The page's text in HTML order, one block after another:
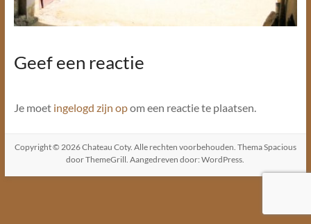
Geef een reactie
Je moet ingelogd zijn opom een reactie te plaatsen.
Copyright © 2026Chateau Coty. Alle rechten voorbehouden. ThemaSpacious
door ThemeGrill. Aangedreven door:WordPress.